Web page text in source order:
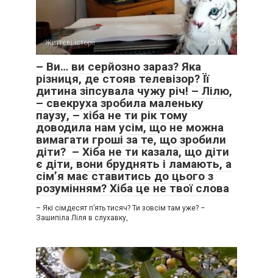
Життєві історії 0
– Ви… ви серйозно зараз? Яка
різниця, де стояв телевізор? Її
дитина зіпсувала чужу річ! – Лілю,
– свекруха зробила маленьку
паузу, – хіба не ти рік тому
доводила нам усім, що не можна
вимагати гроші за те, що зробили
діти? – Хіба не ти казала, що діти
є діти, вони бруднять і ламають, а
сім’я має ставитись до цього з
розумінням? Хіба це не твої слова
– Які сімдесят п’ять тисяч? Ти зовсім там уже? –
Зашипіла Ліля в слухавку,